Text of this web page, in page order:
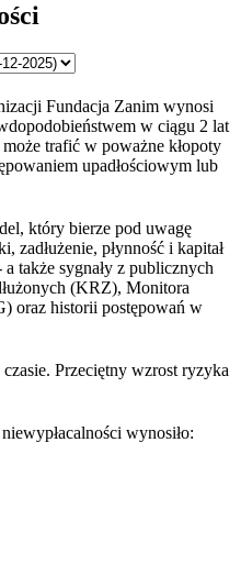
Fundacja Zanim wynosi
w ciągu 2 lat
trafić w poważne kłopoty
upadłościowym lub
który bierze pod uwagę
płynność i kapitał
także sygnały z publicznych
(KRZ), Monitora
oraz historii postępowań w
Przeciętny wzrost ryzyka
wynosiło: